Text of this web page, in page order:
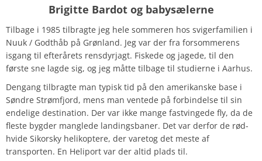
Brigitte Bardot og babysælerne
Tilbage i 1985 tilbragte jeg hele sommeren hos svigerfamilien i
Nuuk / Godthåb på Grønland. Jeg var der fra forsommerens
isgang til efterårets rensdyrjagt. Fiskede og jagede, til den
første sne lagde sig, og jeg måtte tilbage til studierne i Aarhus.
Dengang tilbragte man typisk tid på den amerikanske base i
Søndre Strømfjord, mens man ventede på forbindelse til sin
endelige destination. Der var ikke mange fastvingede fly, da de
fleste bygder manglede landingsbaner. Det var derfor de rød-
hvide Sikorsky helikoptere, der varetog det meste af
transporten. En Heliport var der altid plads til.